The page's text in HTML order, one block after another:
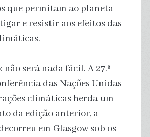
que permitam ao planeta
e resistir aos efeitos das
será nada fácil. A 27.ª
das Nações Unidas
climáticas herda um
da edição anterior, a
em Glasgow sob os